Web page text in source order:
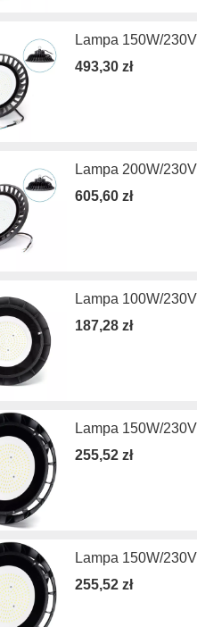
Lampa 150W/
493,30 zł
Lampa 200W/
605,60 zł
Lampa 100W/
187,28 zł
Lampa 150W/
255,52 zł
Lampa 150W/
255,52 zł